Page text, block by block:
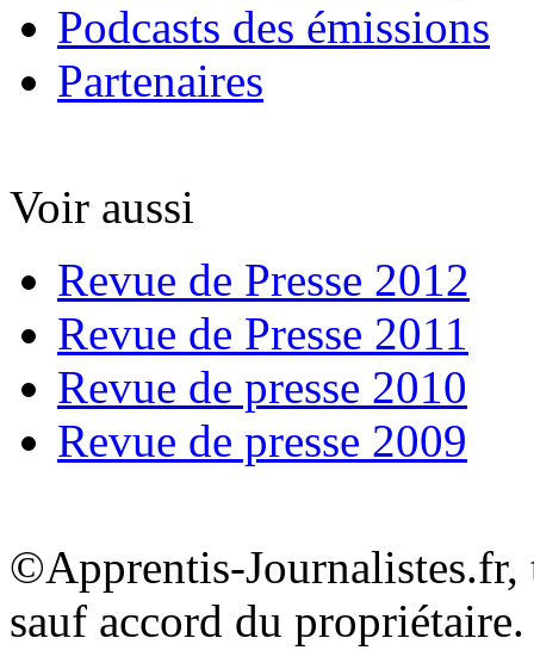
Podcasts des émissions
Partenaires
Voir aussi
Revue de Presse 2012
Revue de Presse 2011
Revue de presse 2010
Revue de presse 2009
©Apprentis-
sauf accord du propriétaire.